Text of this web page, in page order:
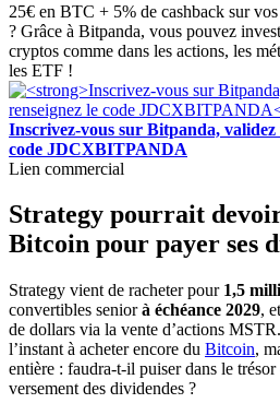
25€ en BTC + 5% de cashback sur
? Grâce à Bitpanda, vous pouvez
cryptos comme dans les actions, les
les ETF !
Inscrivez-vous sur Bitpanda,
code JDCXBITPANDA
Lien commercial
Strategy pourrait
Bitcoin pour payer ses
Strategy vient de racheter pour 1,5
convertibles seniorà échéance 2029,
de dollars via la vente d’actions
l’instant à acheter encore du Bitcoin,
entière : faudra-t-il puiser dans le
versement des dividendes ?